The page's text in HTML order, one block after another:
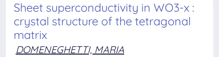
Sheet superconductivity in WO3-x :
crystal structure of the tetragonal
matrix
DOMENEGHETTI, MARIA